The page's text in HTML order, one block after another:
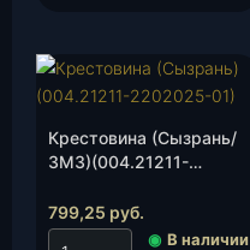
Крестовина (Сызрань/
ЗМЗ)(004.21211-
799,25 руб.
◉ В наличии